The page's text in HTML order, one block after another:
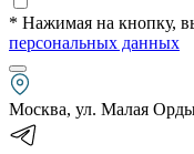
* Нажимая на кнопку,
персональных данных
Москва, ул. Малая